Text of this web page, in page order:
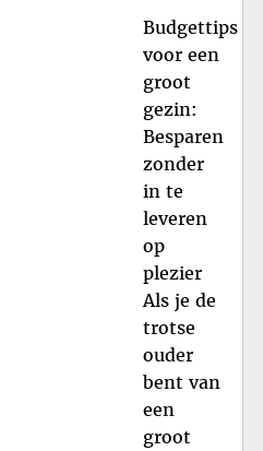
Budgettips
voor een
groot
gezin:
Besparen
zonder
in te
leveren
op
plezier
Als je de
trotse
ouder
bent van
een
groot